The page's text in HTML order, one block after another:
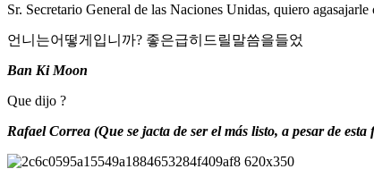
Sr. Secretario General de las Naciones Unidas, quiero
언니 는어떻게 입니까? 좋은급히 드릴말씀을들었
Ban Ki Moon
Que dijo ?
Rafael Correa (Que se jacta de ser el más listo, a pesar de esta